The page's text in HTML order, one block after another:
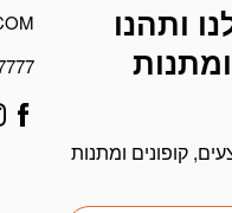
ותהנו
קופונים ומתנות